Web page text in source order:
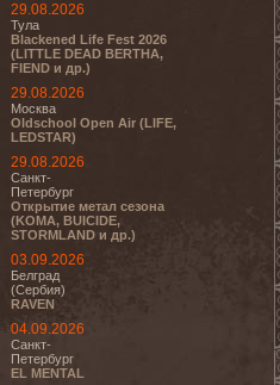
29.08.2026
Тула
Blackened Life Fest 2026
(LITTLE DEAD BERTHA,
FIEND и др.)
29.08.2026
Москва
Oldschool Open Air (LIFE,
LEDSTAR)
29.08.2026
Санкт-
Петербург
Открытие метал сезона
(KOMA, BUICIDE,
STORMLAND и др.)
03.09.2026
Белград
(Сербия)
RAVEN
04.09.2026
Санкт-
Петербург
EL MENTAL